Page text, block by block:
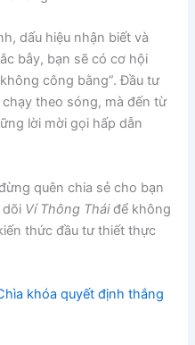
dấu hiệu nhận biết và
bẫy, bạn sẽ có cơ hội
công bằng”. Đầu tư
theo sóng, mà đến từ
lời mời gọi hấp dẫn
quên chia sẻ cho bạn
dõi Ví Thông Tháiđể không
thức đầu tư thiết thực
khóa quyết định thắng